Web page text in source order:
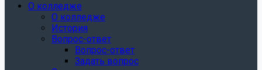
О колледже
О колледже
История
Вопрос-ответ
Вопрос-ответ
Задать вопрос